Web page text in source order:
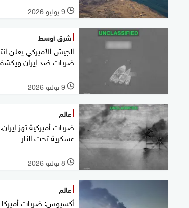
l 9 يوليو 2026
شرق أوسط
الجيش الأميركي يعلن
ضربات ضد إيران
l 9 يوليو 2026
عالم
ضربات أميركية تهز
عسكرية تحت النار
l 8 يوليو 2026
عالم
أكسيوس: ضربات أميركا